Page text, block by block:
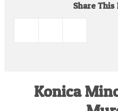
Share
Konica